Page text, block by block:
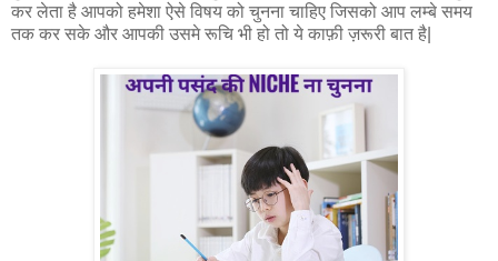
कर लेता है आपको हमेशा ऐसे विषय को चुनना चाहिए जिसको आप लम्बे समय
तक कर सके और आपकी उसमे रूचि भी हो तो ये काफ़ी ज़रूरी बात है|